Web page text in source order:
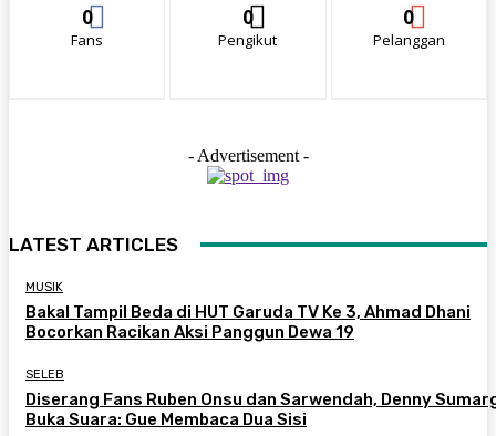
0
Fans
0
Pengikut
0
Pelanggan
- Advertisement -
LATEST ARTICLES
MUSIK
Bakal Tampil Beda di HUT Garuda TV Ke 3, Ahmad Dhani
Bocorkan Racikan Aksi Panggun Dewa 19
SELEB
Diserang Fans Ruben Onsu dan Sarwendah, Denny
Buka Suara: Gue Membaca Dua Sisi